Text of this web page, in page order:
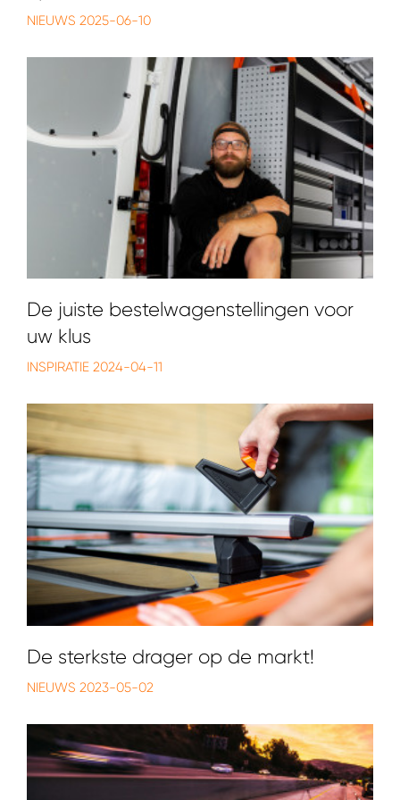
NIEUWS 2025-06-10
De juiste bestelwagenstellingen voor
uw klus
INSPIRATIE 2024-04-11
De sterkste drager op de markt!
NIEUWS 2023-05-02